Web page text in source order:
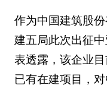
作为中国建筑股
建五局此次出征
表透露，该企业
已有在建项目，